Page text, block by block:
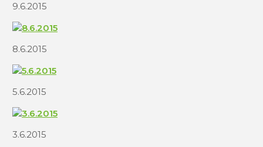
9.6.2015
8.6.2015
5.6.2015
3.6.2015